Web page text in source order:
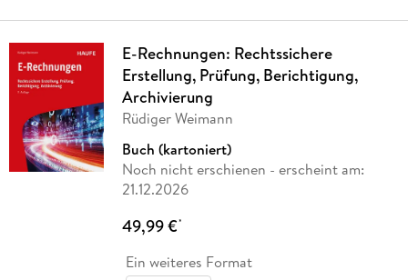
E-Rechnungen: Rechtssichere
Erstellung, Prüfung, Berichtigung,
Archivierung
Rüdiger Weimann
Buch (kartoniert)
Noch nicht erschienen - erscheint am:
21.12.2026
49,99 €*
Ein weiteres Format